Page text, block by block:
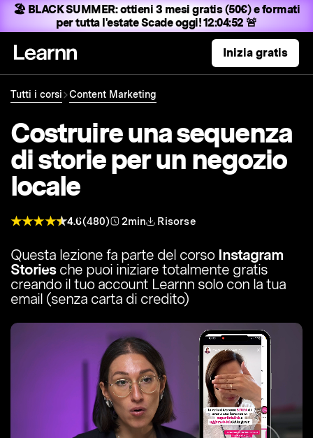
🏖️ BLACK SUMMER:ottieni 3 mesi gratis (50€) e formati
per tutta l'estateScade oggi! 12:04:51 🚨
Inizia gratis
Tutti i corsi Content Marketing
Costruire una sequenza
di storie per un negozio
locale
4.6(480) 2min Risorse
Questa lezione fa parte del corso Instagram
Storiesche puoi iniziare totalmente gratis
creando il tuo account Learnn solo con la tua
email (senza carta di credito)